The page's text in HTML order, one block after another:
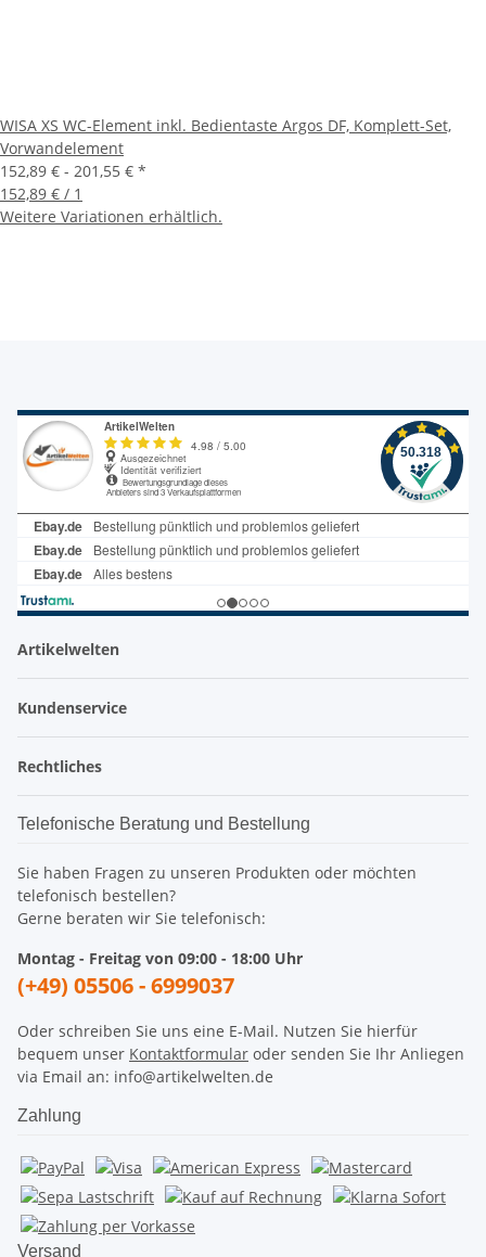
WISA XS WC-Element inkl. Bedientaste Argos DF, Komplett-Set,
Vorwandelement
152,89 € - 201,55 € *
152,89 € / 1
Weitere Variationen erhältlich.
Artikelwelten
Kundenservice
Rechtliches
Telefonische Beratung und Bestellung
Sie haben Fragen zu unseren Produkten oder möchten
telefonisch bestellen?
Gerne beraten wir Sie telefonisch:
Montag - Freitag von 09:00 - 18:00 Uhr
(+49) 05506 - 6999037
Oder schreiben Sie uns eine E-Mail. Nutzen Sie hierfür
bequem unser Kontaktformular oder senden Sie Ihr Anliegen
via Email an: info@artikelwelten.de
Zahlung
Versand